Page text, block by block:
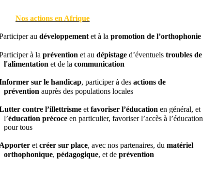
Nos actions en Afrique
au développementet à la promotion de l’orthophonie
à la prévention et au dépistage d’éventuels troubles de
l'alimentation et de la communication
sur le handicap, participer à des actions de
prévention auprès des populations locales
contre l’illettrisme etfavoriser l’éducation en général, et
l’éducation précoce en particulier, favoriser l’accès à l’éducation
pour tous
etcréer sur place, avec nos partenaires, du matériel
orthophonique, pédagogique, et de prévention